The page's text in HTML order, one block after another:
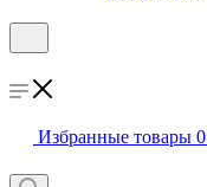
Избранные товары 0